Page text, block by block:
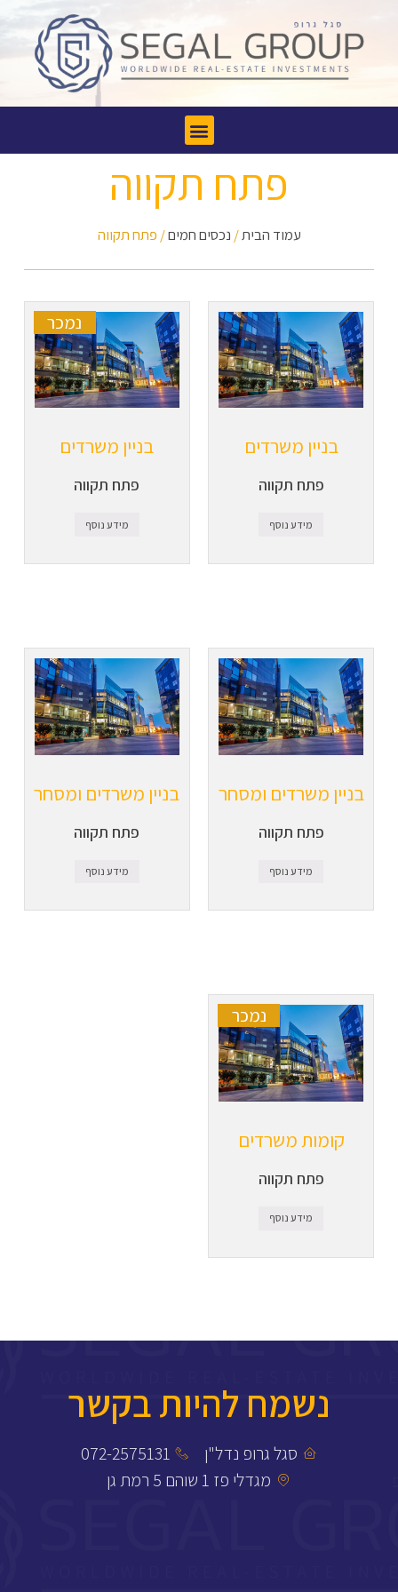
פתח תקווה
עמוד הבית/ נכסים חמים/ פתח תקווה
בניין משרדים
פתח תקווה
מידע נוסף
נמכר
בניין משרדים
פתח תקווה
מידע נוסף
בניין משרדים ומסחר
פתח תקווה
מידע נוסף
בניין משרדים ומסחר
פתח תקווה
מידע נוסף
נמכר
קומות משרדים
פתח תקווה
מידע נוסף
נשמח להיות בקשר
סגל גרופ נדל"ן
072-2575131
מגדלי פז 1 שוהם 5 רמת גן